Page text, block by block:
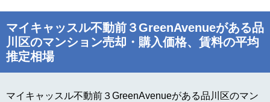
マイキャッスル不動前３GreenAvenueがある品
川区のマンション売却・購入価格、賃料の平均
推定相場
マイキャッスル不動前３GreenAvenueがある品川区のマン